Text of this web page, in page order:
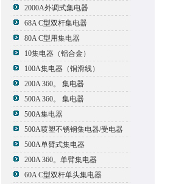
2000A外调式集电器
68A C型双杆集电器
80A C型用集电器
10集电器（铝合金）
100A集电器（铜滑线）
200A 360。 集电器
500A 360。 集电器
500A集电器
500A喷塑不锈钢集电器/受电器
500A单臂式集电器
200A 360。单臂集电器
60A C型双杆单头集电器